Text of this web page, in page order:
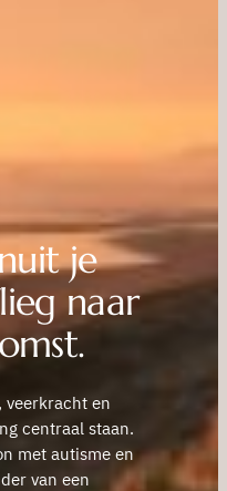
je
naar
veerkracht en
centraal staan.
met autisme en
van een